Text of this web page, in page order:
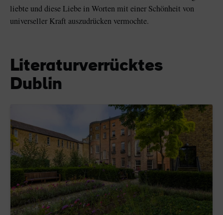
liebte und diese Liebe in Worten mit einer Schönheit von
universeller Kraft auszudrücken vermochte.
Literaturverrücktes
Dublin